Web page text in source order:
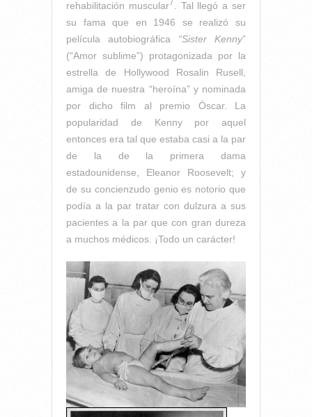
rehabilitación muscular7
. Tal llegó a ser
su fama que en 1946 se realizó su
película autobiográfica “Sister Kenny”
(“Amor sublime”) protagonizada por la
estrella de Hollywood Rosalin Rusell,
amiga de nuestra “heroína” y nominada
por dicho film al premio Óscar. La
popularidad de Kenny por aquel
entonces era tal que estaba casi a la par
de la de la primera dama
estadounidense, Eleanor Roosevelt; y
de su concienzudo genio es notorio que
podía a la par tratar con dulzura a sus
pacientes a la par que con gran dureza
a muchos médicos. ¡Todo un carácter!